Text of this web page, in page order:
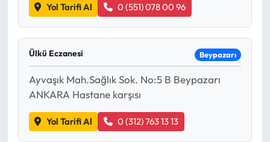
Yol Tarifi Al 0 (551) 078 00 96
Ülkü Eczanesi Beypazarı
Ayvaşık Mah.Sağlık Sok. No:5 B Beypazarı
ANKARA Hastane karşısı
Yol Tarifi Al 0 (312) 763 13 13